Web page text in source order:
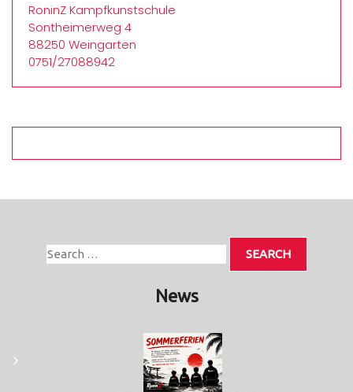
RoninZ Kampfkunstschule
Sontheimerweg 4
88250 Weingarten
0751/27088942
News